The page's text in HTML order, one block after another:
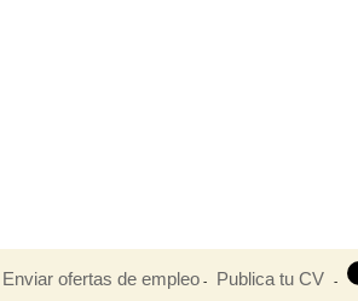
Enviar ofertas de empleo - Publica tu CV -